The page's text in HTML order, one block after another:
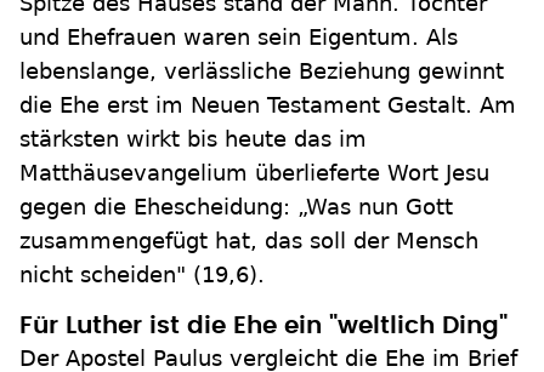
und Ehefrauen waren sein Eigentum. Als
lebenslange, verlässliche Beziehung gewinnt
die Ehe erst im Neuen Testament Gestalt. Am
stärksten wirkt bis heute das im
Matthäusevangelium überlieferte Wort Jesu
gegen die Ehescheidung: „Was nun Gott
zusammengefügt hat, das soll der Mensch
nicht scheiden" (19,6).
Für Luther ist die Ehe ein "weltlich Ding"
Der Apostel Paulus vergleicht die Ehe im Brief